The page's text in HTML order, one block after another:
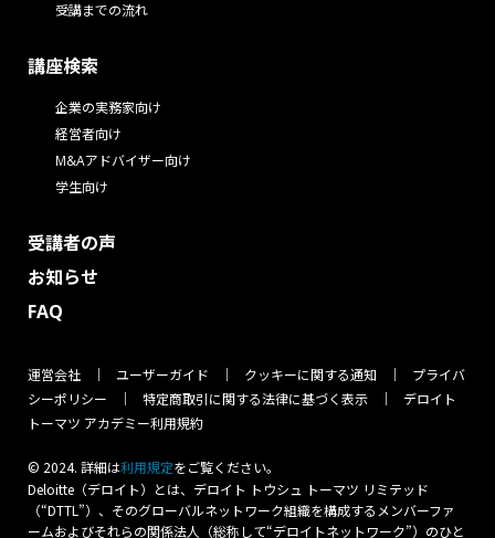
受講までの流れ
講座検索
企業の実務家向け
経営者向け
M&Aアドバイザー向け
学生向け
受講者の声
お知らせ
FAQ
運営会社 ユーザーガイド クッキーに関する通知
プライバ
シーポリシー
特定商取引に関する法律に基づく表示
デロイト
トーマツ アカデミー利用規約
© 2024. 詳細は利⽤規定をご覧ください。
Deloitte（デロイト）とは、デロイト トウシュ トーマツ リミテッド
（“DTTL”）、そのグローバルネットワーク組織を構成するメンバーファ
ームおよびそれらの関係法人（総称して“デロイトネットワーク”）のひと